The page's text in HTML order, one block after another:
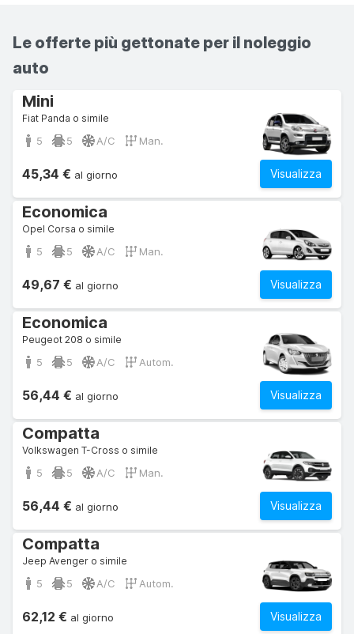
Le offerte più gettonate per il noleggio
auto
Mini
Fiat Panda o simile
5 5 A/C Man.
Visualizza
45,34 € al giorno
Economica
Opel Corsa o simile
5 5 A/C Man.
Visualizza
49,67 € al giorno
Economica
Peugeot 208 o simile
5 5 A/C Autom.
Visualizza
56,44 € al giorno
Compatta
Volkswagen T-Cross o simile
5 5 A/C Man.
Visualizza
56,44 € al giorno
Compatta
Jeep Avenger o simile
5 5 A/C Autom.
Visualizza
62,12 € al giorno